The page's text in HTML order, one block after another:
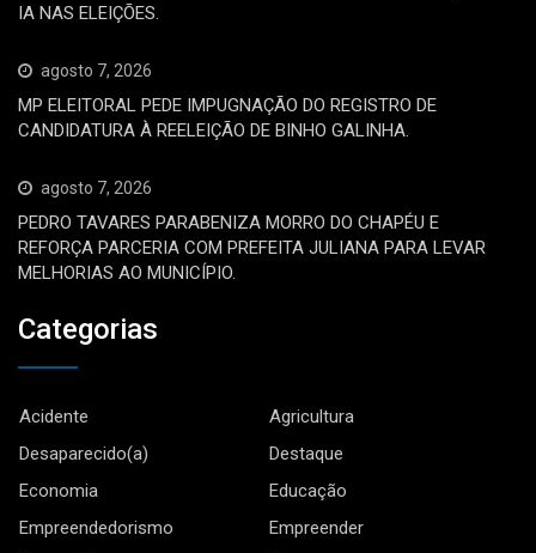
IA NAS ELEIÇÕES.
agosto 7, 2026
MP ELEITORAL PEDE IMPUGNAÇÃO DO REGISTRO DE
CANDIDATURA À REELEIÇÃO DE BINHO GALINHA.
agosto 7, 2026
PEDRO TAVARES PARABENIZA MORRO DO CHAPÉU E
REFORÇA PARCERIA COM PREFEITA JULIANA PARA LEVAR
MELHORIAS AO MUNICÍPIO.
Categorias
Acidente
Agricultura
Desaparecido(a)
Destaque
Economia
Educação
Empreendedorismo
Empreender